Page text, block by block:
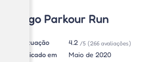
Jogo Parkour Run
Pontuação 4.2 /5 (266 avaliações)
Publicado em
Maio de 2020